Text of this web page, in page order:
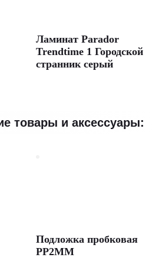
Ламинат Parador
Trendtime 1 Городской
странник серый
товары и аксессуары:
Подложка пробковая
PP2MM